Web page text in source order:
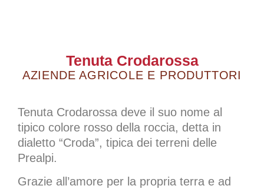
Tenuta Crodarossa
AZIENDE AGRICOLE E PRODUTTORI
Tenuta Crodarossa deve il suo nome al
tipico colore rosso della roccia, detta in
dialetto “Croda”, tipica dei terreni delle
Prealpi.
Grazie all’amore per la propria terra e ad